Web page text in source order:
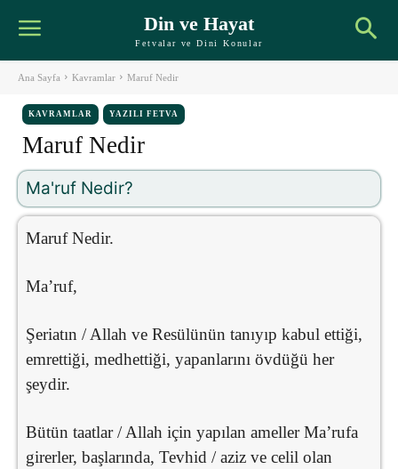
Din ve Hayat
Fetvalar ve Dini Konular
Ana Sayfa Kavramlar Maruf Nedir
KAVRAMLAR YAZILI FETVA
Maruf Nedir
Ma'ruf Nedir?
Maruf Nedir.
Ma’ruf,
Şeriatın / Allah ve Resülünün tanıyıp kabul ettiği,
emrettiği, medhettiği, yapanlarını övdüğü her
şeydir.
Bütün taatlar / Allah için yapılan ameller Ma’rufa
girerler, başlarında, Tevhid / aziz ve celil olan